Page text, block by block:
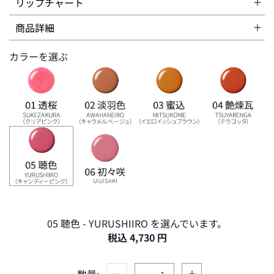
＜SUQQU リップチャート＞
受賞アワード
商品詳細
カラーを選ぶ
05 聴色 - YURUSHIIRO を選んでいます。
税込 4,730 円